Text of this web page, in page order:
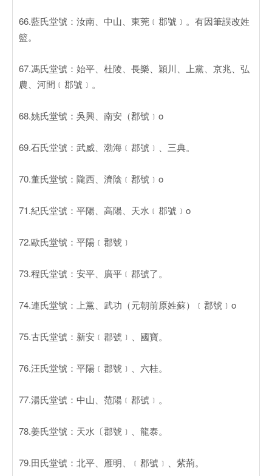
66.藍氏堂號：汝南、中山、東莞﹝郡號﹞。有因筆誤改姓
籃。
67.馮氏堂號：始平、杜陵、長樂、穎川、上黨、京兆、弘
農、河間﹝郡號﹞。
68.姚氏堂號：吳興、南安（郡號﹞o
69.石氏堂號：武威、渤海﹝郡號﹞、三典。
70.董氏堂號：隴西、濟陰﹝郡號﹞o
71.紀氏堂號：平陽、高陽、天水﹝郡號﹞o
72.歐氏堂號：平陽﹝郡號﹞
73.程氏堂號：安平、廣平﹝郡號了。
74.連氏堂號：上黨、武功（元朝前原姓蘇）﹝郡號﹞o
75.古氏堂號：新安﹝郡號﹞、國寶。
76.汪氏堂號：平陽﹝郡號﹞、六桂。
77.湯氏堂號：中山、范陽﹝郡號﹞。
78.姜氏堂號：天水〔郡號﹞、龍泰。
79.田氏堂號：北平、雁明、﹝郡號﹞、紫荊。